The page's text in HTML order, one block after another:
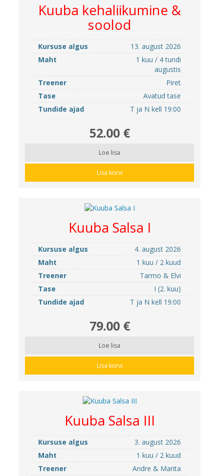
Kuuba kehaliikumine &
soolod
Kursuse algus
13. august 2026
Maht
1 kuu / 4 tundi
augustis
Treener
Piret
Tase
Avatud tase
Tundide ajad
T ja N kell 19:00
52.00 €
Loe lisa
Lisa korvi
Kuuba Salsa I
Kursuse algus
4. august 2026
Maht
1 kuu / 2 kuud
Treener
Tarmo & Elvi
Tase
I (2. kuu)
Tundide ajad
T ja N kell 19:00
79.00 €
Loe lisa
Lisa korvi
Kuuba Salsa III
Kursuse algus
3. august 2026
Maht
1 kuu / 2 kuud
Treener
Andre & Marita